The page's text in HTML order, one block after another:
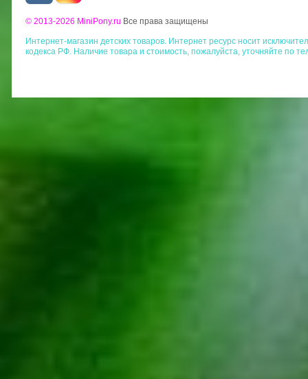
© 2013-2026 MiniPony.ru Все права защищены
Интернет-магазин детских товаров. Интернет ресурс носит
кодекса РФ. Наличие товара и стоимость, пожалуйста, уточняйте по